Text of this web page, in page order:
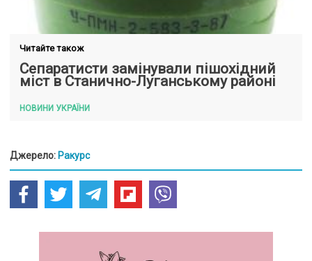
Читайте також
Сепаратисти замінували пішохідний
міст в Станично-Луганському районі
НОВИНИ УКРАЇНИ
Джерело: Ракурс